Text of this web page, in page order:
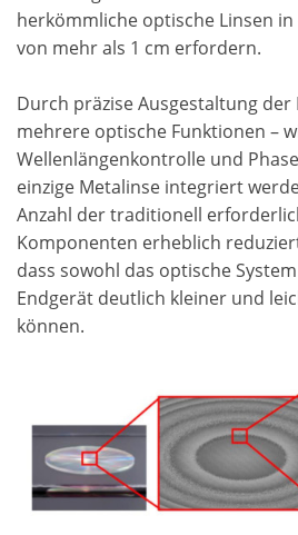
herkömmliche optische Linsen in
von mehr als 1 cm erfordern.
Durch präzise Ausgestaltung
mehrere optische Funktionen –
Wellenlängenkontrolle und
einzige Metalinse integriert
Anzahl der traditionell
Komponenten erheblich
dass sowohl das optische
Endgerät deutlich kleiner und
können.